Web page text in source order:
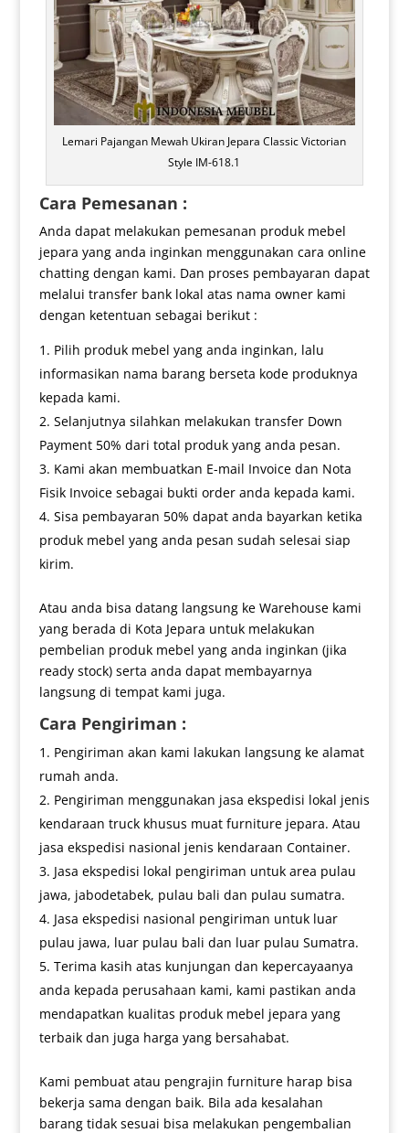
Lemari Pajangan Mewah Ukiran Jepara Classic Victorian
Style IM-618.1
Cara Pemesanan :
Anda dapat melakukan pemesanan produk mebel
jepara yang anda inginkan menggunakan cara online
chatting dengan kami. Dan proses pembayaran dapat
melalui transfer bank lokal atas nama owner kami
dengan ketentuan sebagai berikut :
Pilih produk mebel yang anda inginkan, lalu
informasikan nama barang berseta kode produknya
kepada kami.
Selanjutnya silahkan melakukan transfer Down
Payment 50% dari total produk yang anda pesan.
Kami akan membuatkan E-mail Invoice dan Nota
Fisik Invoice sebagai bukti order anda kepada kami.
Sisa pembayaran 50% dapat anda bayarkan ketika
produk mebel yang anda pesan sudah selesai siap
kirim.
Atau anda bisa datang langsung ke Warehouse kami
yang berada di Kota Jepara untuk melakukan
pembelian produk mebel yang anda inginkan (jika
ready stock) serta anda dapat membayarnya
langsung di tempat kami juga.
Cara Pengiriman :
Pengiriman akan kami lakukan langsung ke alamat
rumah anda.
Pengiriman menggunakan jasa ekspedisi lokal jenis
kendaraan truck khusus muat furniture jepara. Atau
jasa ekspedisi nasional jenis kendaraan Container.
Jasa ekspedisi lokal pengiriman untuk area pulau
jawa, jabodetabek, pulau bali dan pulau sumatra.
Jasa ekspedisi nasional pengiriman untuk luar
pulau jawa, luar pulau bali dan luar pulau Sumatra.
Terima kasih atas kunjungan dan kepercayaanya
anda kepada perusahaan kami, kami pastikan anda
mendapatkan kualitas produk mebel jepara yang
terbaik dan juga harga yang bersahabat.
Kami pembuat atau pengrajin furniture harap bisa
bekerja sama dengan baik. Bila ada kesalahan
barang tidak sesuai bisa melakukan pengembalian